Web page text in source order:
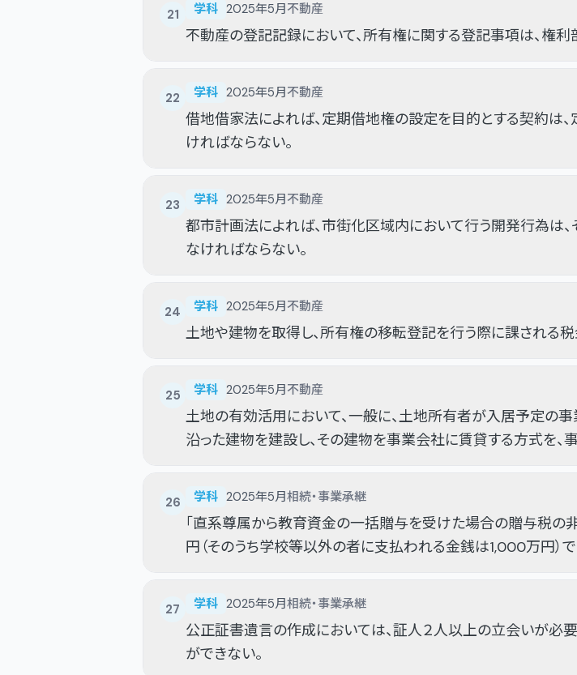
21 学科 2025年5月不動産
不動産の登記記録において、所有権に関する登記事項は、権利
22 学科 2025年5月不動産
借地借家法によれば、定期借地権の設定を目的とする契約は
ければならない。
23 学科 2025年5月不動産
都市計画法によれば、市街化区域内において行う開発行為は
なければならない。
24 学科 2025年5月不動産
土地や建物を取得し、所有権の移転登記を行う際に課される税
25 学科 2025年5月不動産
土地の有効活用において、一般に、土地所有者が入居予定の
沿った建物を建設し、その建物を事業会社に賃貸する方式を、
26 学科 2025年5月相続・事業承継
「直系尊属から教育資金の一括贈与を受けた場合の贈与税の
円（そのうち学校等以外の者に支払われる金銭は1,000万円）で
27 学科 2025年5月相続・事業承継
公正証書遺言の作成においては、証人２人以上の立会いが必
ができない。